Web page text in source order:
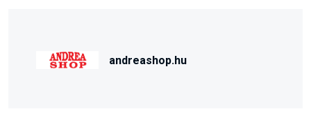
andreashop.hu